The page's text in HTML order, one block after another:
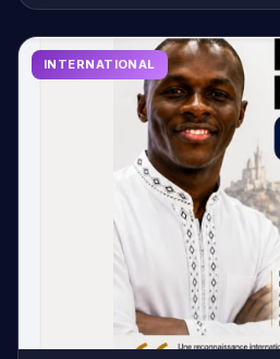
Prix RSF 2026 : le
Camara sacré à Marseille,
disparition forcée
C’est un moment d’une